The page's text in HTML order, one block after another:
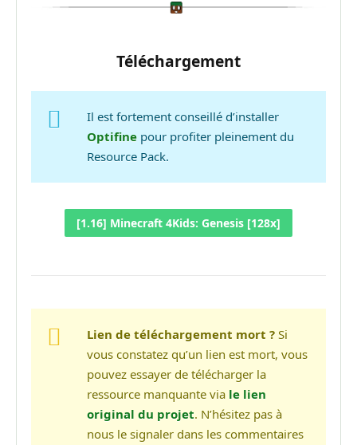
Téléchargement
Il est fortement conseillé d’installer
Optifine pour profiter pleinement du
Resource Pack.
[1.16] Minecraft 4Kids: Genesis [128x]
Lien de téléchargement mort ? Si
vous constatez qu’un lien est mort, vous
pouvez essayer de télécharger la
ressource manquante via le lien
original du projet. N’hésitez pas à
nous le signaler dans les commentaires